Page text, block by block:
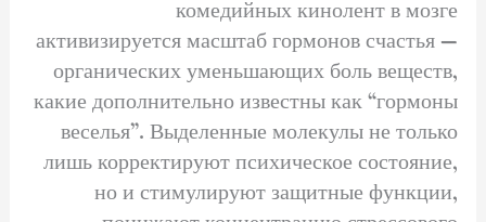
комедийных кинолент в мозге
активизируется масштаб гормонов счастья —
органических уменьшающих боль веществ,
какие дополнительно известны как “гормоны
веселья”. Выделенные молекулы не только
лишь корректируют психическое состояние,
но и стимулируют защитные функции,